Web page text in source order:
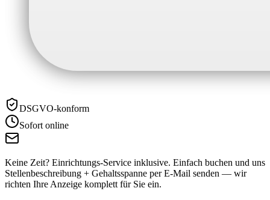
DSGVO-konform
Sofort online
Keine Zeit? Einrichtungs-Service inklusive. Einfach buchen und uns
Stellenbeschreibung + Gehaltsspanne per E-Mail senden — wir
richten Ihre Anzeige komplett für Sie ein.